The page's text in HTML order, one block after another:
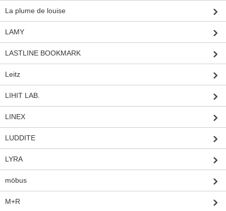
La plume de louise
LAMY
LASTLINE BOOKMARK
Leitz
LIHIT LAB.
LINEX
LUDDITE
LYRA
möbus
M+R